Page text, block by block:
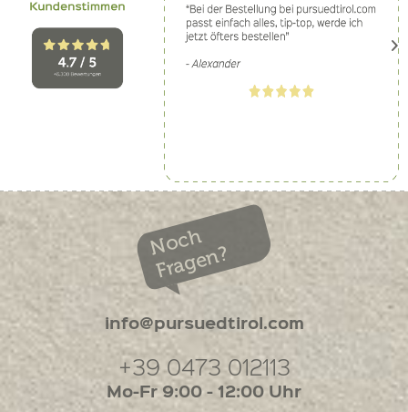
Noch
Fragen?
info@pursuedtirol.com
+39 0473 012113
Mo-Fr 9:00 - 12:00 Uhr